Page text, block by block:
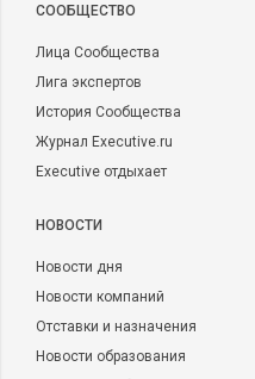
CООБЩЕСТВО
Лица Сообщества
Лига экспертов
История Сообщества
Журнал Executive.ru
Executive отдыхает
НОВОСТИ
Новости дня
Новости компаний
Отставки и назначения
Новости образования